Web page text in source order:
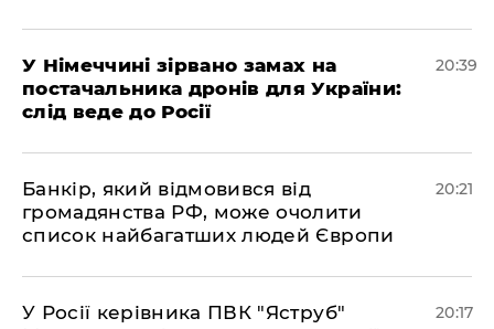
​У Німеччині зірвано замах на
постачальника дронів для України:
слід веде до Росії
20:39
​Банкір, який відмовився від
громадянства РФ, може очолити
список найбагатших людей Європи
20:21
​У Росії керівника ПВК "Яструб"
20:17